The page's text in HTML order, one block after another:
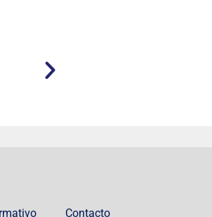
Contacto